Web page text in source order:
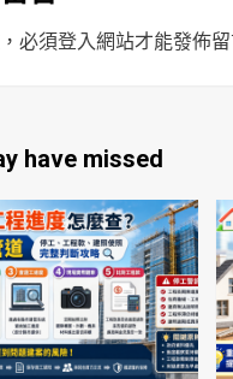
必須登入網站才能發佈留
have missed